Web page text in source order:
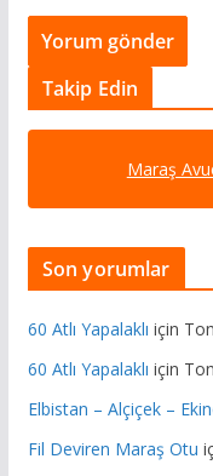
Takip Edin
Maraş
Son yorumlar
60 Atlı Yapalaklı için
60 Atlı Yapalaklı için
Elbistan – Alçiçek –
Fil Deviren Maraş Otu